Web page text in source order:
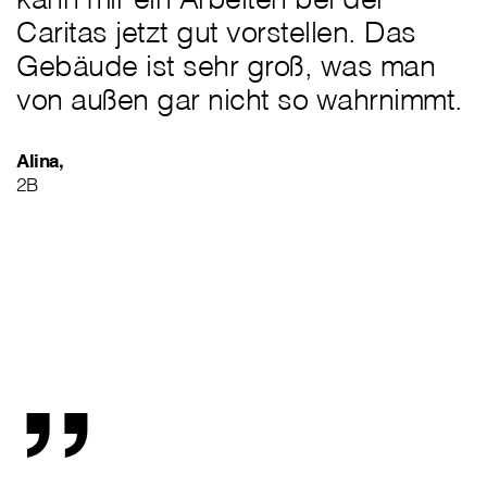
Caritas jetzt gut vorstellen. Das
Gebäude ist sehr groß, was man
von außen gar nicht so wahrnimmt.
Alina,
2B
„